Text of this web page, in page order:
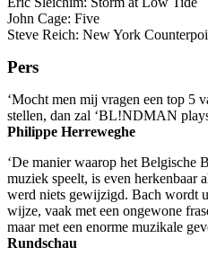
John Cage: Five
Steve Reich: New York
Pers
‘Mocht men mij vragen een top 5
stellen, dan zal ‘BL!NDMAN
Philippe Herreweghe
‘De manier waarop het
muziek speelt, is even herkenbaar
werd niets gewijzigd. Bach wordt
wijze, vaak met een ongewone
maar met een enorme muzikale
Rundschau